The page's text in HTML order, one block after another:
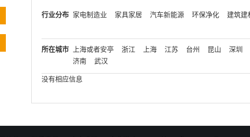
行业分布 家电制造业 家具家居 汽车新能源 环保净化 建筑建
所在城市 上海或者安亭 浙江 上海 江苏 台州 昆山 深圳
济南
武汉
没有相应信息